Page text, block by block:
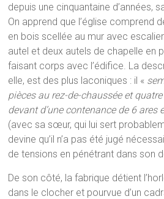
depuis une cinquantaine d’années,
On apprend que l’église comprend
en bois scellée au mur avec
autel et deux autels de chapelle en
faisant corps avec l’édifice. La
elle, est des plus laconiques : il «
pièces au rez-de-chaussée et
devant d’une contenance de 6 ares
(avec sa sœur, qui lui sert
devine qu’il n’a pas été jugé
de tensions en pénétrant dans son
De son côté, la fabrique détient
dans le clocher et pourvue d’un